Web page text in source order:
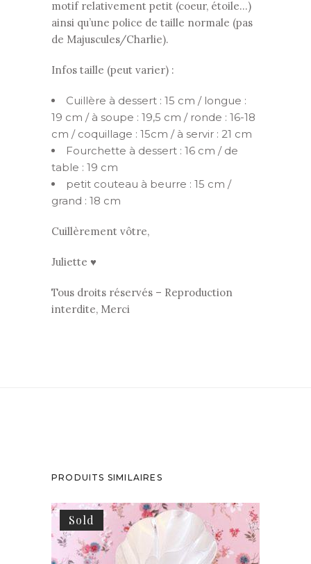
motif relativement petit (coeur, étoile…)
ainsi qu’une police de taille normale (pas
de Majuscules/Charlie).
Infos taille (peut varier) :
Cuillère à dessert : 15 cm / longue :
19 cm / à soupe : 19,5 cm / ronde : 16-18
cm / coquillage : 15cm / à servir : 21 cm
Fourchette à dessert : 16 cm / de
table : 19 cm
petit couteau à beurre : 15 cm /
grand : 18 cm
Cuillèrement vôtre,
Juliette ♥
Tous droits réservés – Reproduction
interdite, Merci
PRODUITS SIMILAIRES
Sold